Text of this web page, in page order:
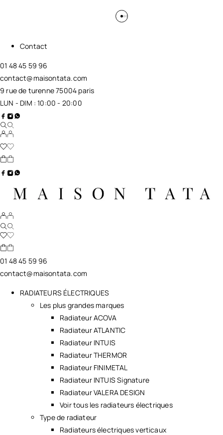
Contact
01 48 45 59 96
contact@maisontata.com
9 rue de turenne 75004 paris
LUN - DIM : 10:00 - 20:00
01 48 45 59 96
contact@maisontata.com
RADIATEURS ÉLECTRIQUES
Les plus grandes marques
Radiateur ACOVA
Radiateur ATLANTIC
Radiateur INTUIS
Radiateur THERMOR
Radiateur FINIMETAL
Radiateur INTUIS Signature
Radiateur VALERA DESIGN
Voir tous les radiateurs électriques
Type de radiateur
Radiateurs électriques verticaux